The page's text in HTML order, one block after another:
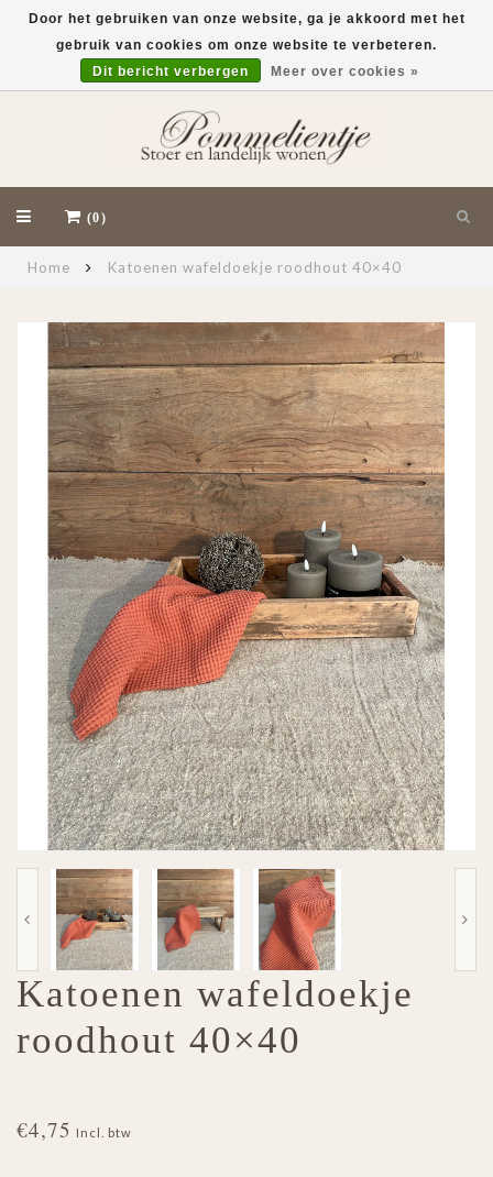
(0)
Home Katoenen wafeldoekje roodhout 40×40
Katoenen wafeldoekje
roodhout 40×40
€4,75 Incl. btw
Door het gebruiken van onze website, ga je akkoord met het
gebruik van cookies om onze website te verbeteren.
Dit bericht verbergen
Meer over cookies »